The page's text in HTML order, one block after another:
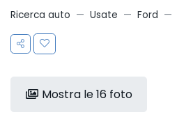
Ricerca auto Usate Ford
Mostra le 16 foto